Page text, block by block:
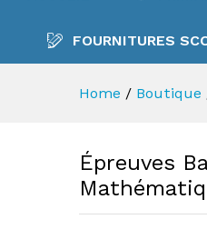
FOURNITURES
Home / Boutique
Épreuves